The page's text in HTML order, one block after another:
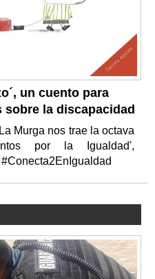
un cuento para
la discapacidad
Murga nos trae la octava
por la Igualdad',